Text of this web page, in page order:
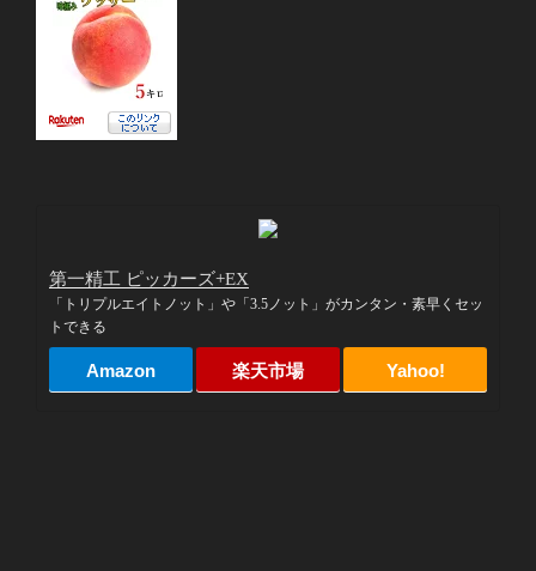
第一精工 ピッカーズ+EX
「トリプルエイトノット」や「3.5ノット」がカンタン・素早くセッ
トできる
Amazon 楽天市場 Yahoo!